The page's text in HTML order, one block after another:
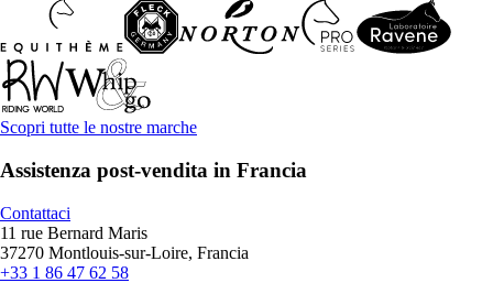
Scopri tutte le nostre marche
Assistenza post-vendita in Francia
Contattaci
11 rue Bernard Maris
37270 Montlouis-sur-Loire, Francia
+33 1 86 47 62 58